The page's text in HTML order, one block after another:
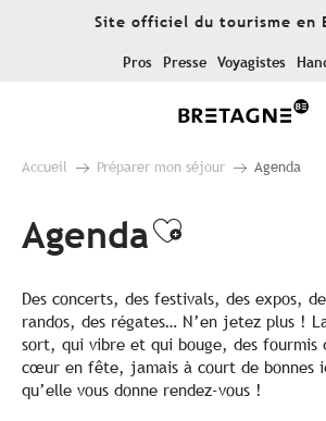
Site officiel du tourisme en
Pros Presse Voyagistes
Accueil Préparer mon séjour Agenda
AgendaAjouter
Des concerts, des festivals, des expos,
randos, des régates… N’en jetez plus !
sort, qui vibre et qui bouge, des fourmis
cœur en fête, jamais à court de bonnes
qu’elle vous donne rendez-vous !